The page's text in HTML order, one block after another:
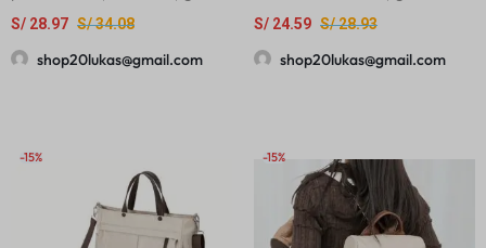
estampado en inglés
S/34.08
S/ 28.97
shop20lukas@gmail.com
borlas, bolso de hombro casual
versátil y de moda
S/28.93
S/ 24.59
shop20lukas@gmail.com
-15% -15%